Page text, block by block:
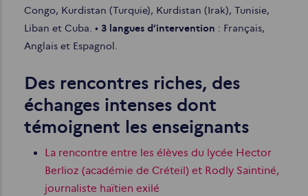
Congo, Kurdistan (Turquie), Kurdistan (Irak), Tunisie,
Liban et Cuba. • 3 langues d’intervention : Français,
Anglais et Espagnol.
Des rencontres riches, des
échanges intenses dont
témoignent les enseignants
La rencontre entre les élèves du lycée Hector
Berlioz (académie de Créteil) et Rodly Saintiné,
journaliste haïtien exilé